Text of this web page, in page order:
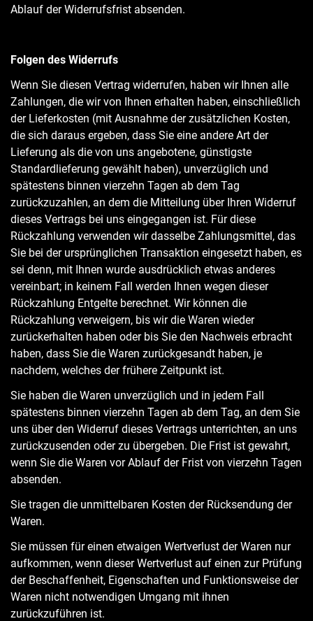
Ablauf der Widerrufsfrist absenden.
Folgen des Widerrufs
Wenn Sie diesen Vertrag widerrufen, haben wir Ihnen alle
Zahlungen, die wir von Ihnen erhalten haben, einschließlich
der Lieferkosten (mit Ausnahme der zusätzlichen Kosten,
die sich daraus ergeben, dass Sie eine andere Art der
Lieferung als die von uns angebotene, günstigste
Standardlieferung gewählt haben), unverzüglich und
spätestens binnen vierzehn Tagen ab dem Tag
zurückzuzahlen, an dem die Mitteilung über Ihren Widerruf
dieses Vertrags bei uns eingegangen ist. Für diese
Rückzahlung verwenden wir dasselbe Zahlungsmittel, das
Sie bei der ursprünglichen Transaktion eingesetzt haben, es
sei denn, mit Ihnen wurde ausdrücklich etwas anderes
vereinbart; in keinem Fall werden Ihnen wegen dieser
Rückzahlung Entgelte berechnet. Wir können die
Rückzahlung verweigern, bis wir die Waren wieder
zurückerhalten haben oder bis Sie den Nachweis erbracht
haben, dass Sie die Waren zurückgesandt haben, je
nachdem, welches der frühere Zeitpunkt ist.
Sie haben die Waren unverzüglich und in jedem Fall
spätestens binnen vierzehn Tagen ab dem Tag, an dem Sie
uns über den Widerruf dieses Vertrags unterrichten, an uns
zurückzusenden oder zu übergeben. Die Frist ist gewahrt,
wenn Sie die Waren vor Ablauf der Frist von vierzehn Tagen
absenden.
Sie tragen die unmittelbaren Kosten der Rücksendung der
Waren.
Sie müssen für einen etwaigen Wertverlust der Waren nur
aufkommen, wenn dieser Wertverlust auf einen zur Prüfung
der Beschaffenheit, Eigenschaften und Funktionsweise der
Waren nicht notwendigen Umgang mit ihnen
zurückzuführen ist.
Confirm your age